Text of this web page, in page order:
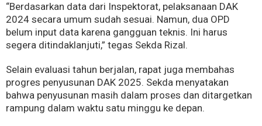
“Berdasarkan data dari Inspektorat, pelaksanaan DAK
2024 secara umum sudah sesuai. Namun, dua OPD
belum input data karena gangguan teknis. Ini harus
segera ditindaklanjuti,” tegas Sekda Rizal.
Selain evaluasi tahun berjalan, rapat juga membahas
progres penyusunan DAK 2025. Sekda menyatakan
bahwa penyusunan masih dalam proses dan ditargetkan
rampung dalam waktu satu minggu ke depan.